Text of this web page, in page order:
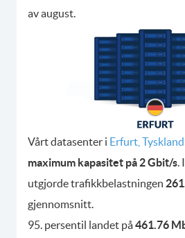
av august.
Vårt datasenter i Erfurt, Tyskland
maximum kapasitet på 2 Gbit/s.
utgjorde trafikkbelastningen
gjennomsnitt.
95. persentil landet på461.76